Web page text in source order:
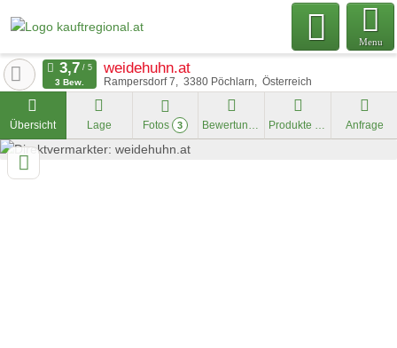
Menu
weidehuhn.at
Rampersdorf 7 3380 Pöchlarn Österreich
3 Bew.
Übersicht Lage Fotos 3 Bewertungen Produkte im Marktplatz Anfrage